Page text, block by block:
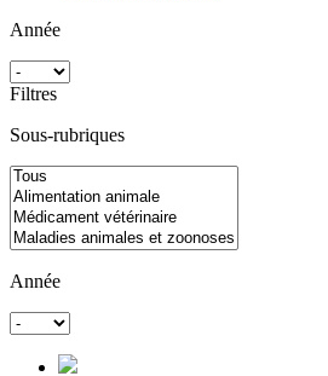
Année
Filtres
Sous-rubriques
Année